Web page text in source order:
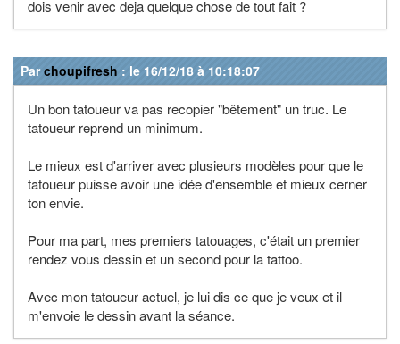
dois venir avec deja quelque chose de tout fait ?
Parchoupifresh : le 16/12/18 à 10:18:07
Un bon tatoueur va pas recopier "bêtement" un truc. Le
tatoueur reprend un minimum.
Le mieux est d'arriver avec plusieurs modèles pour que le
tatoueur puisse avoir une idée d'ensemble et mieux cerner
ton envie.
Pour ma part, mes premiers tatouages, c'était un premier
rendez vous dessin et un second pour la tattoo.
Avec mon tatoueur actuel, je lui dis ce que je veux et il
m'envoie le dessin avant la séance.